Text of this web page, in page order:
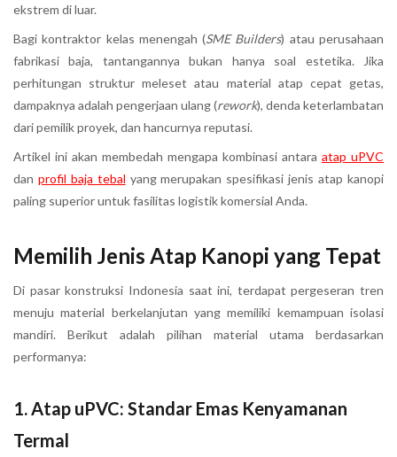
ekstrem di luar.
Bagi kontraktor kelas menengah (SME Builders) atau perusahaan
fabrikasi baja, tantangannya bukan hanya soal estetika. Jika
perhitungan struktur meleset atau material atap cepat getas,
dampaknya adalah pengerjaan ulang (rework), denda keterlambatan
dari pemilik proyek, dan hancurnya reputasi.
Artikel ini akan membedah mengapa kombinasi antara atap uPVC
dan profil baja tebal yang merupakan spesifikasi jenis atap kanopi
paling superior untuk fasilitas logistik komersial Anda.
Memilih Jenis Atap Kanopi yang Tepat
Di pasar konstruksi Indonesia saat ini, terdapat pergeseran tren
menuju material berkelanjutan yang memiliki kemampuan isolasi
mandiri. Berikut adalah pilihan material utama berdasarkan
performanya:
1. Atap uPVC: Standar Emas Kenyamanan
Termal